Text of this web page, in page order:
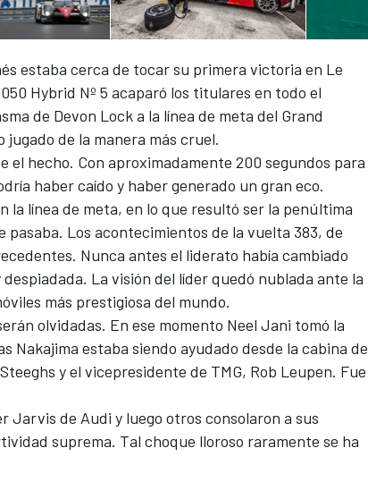
estaba cerca de tocar su primera victoria en Le
Hybrid Nº 5 acaparó los titulares en todo el
de Devon Lock a la línea de meta del Grand
de la manera más cruel.
el hecho. Con aproximadamente 200 segundos para
haber caído y haber generado un gran eco.
la línea de meta, en lo que resultó ser la penúltima
Los acontecimientos de la vuelta 383, de
Nunca antes el liderato había cambiado
La visión del líder quedó nublada ante la
más prestigiosa del mundo.
olvidadas. En ese momento Neel Jani tomó la
Nakajima estaba siendo ayudado desde la cabina de
y el vicepresidente de TMG, Rob Leupen. Fue
Jarvis de Audi y luego otros consolaron a sus
suprema. Tal choque lloroso raramente se ha